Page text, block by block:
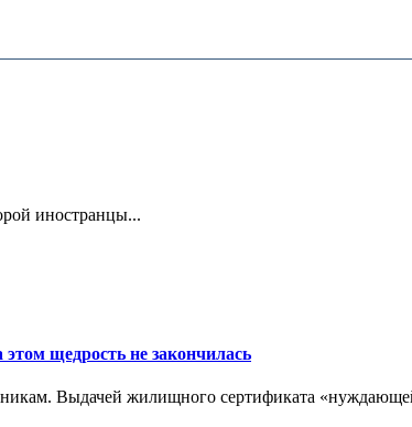
иностранцы...
щедрость не закончилась
Выдачей жилищного сертификата